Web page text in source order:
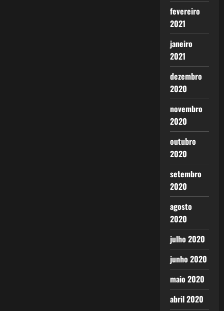
fevereiro
2021
janeiro
2021
dezembro
2020
novembro
2020
outubro
2020
setembro
2020
agosto
2020
julho 2020
junho 2020
maio 2020
abril 2020